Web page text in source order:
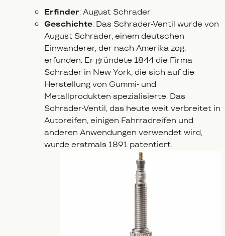
Erfinder: August Schrader
Geschichte: Das Schrader-Ventil wurde von
August Schrader, einem deutschen
Einwanderer, der nach Amerika zog,
erfunden. Er gründete 1844 die Firma
Schrader in New York, die sich auf die
Herstellung von Gummi- und
Metallprodukten spezialisierte. Das
Schrader-Ventil, das heute weit verbreitet in
Autoreifen, einigen Fahrradreifen und
anderen Anwendungen verwendet wird,
wurde erstmals 1891 patentiert.